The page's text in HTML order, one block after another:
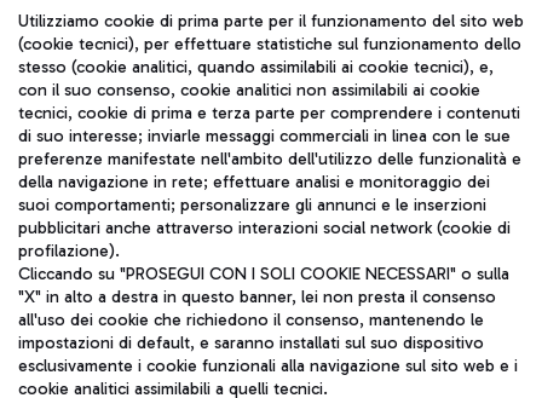
Seguici sui social
TRAVEL JOURNAL
ITA
Aeroporti di Roma S.p.A. - Società soggetta a direzione e
Utilizziamo cookie di prima parte per il funzionamento del sito web
(cookie tecnici), per effettuare statistiche sul funzionamento dello
stesso (cookie analitici, quando assimilabili ai cookie tecnici), e,
con il suo consenso, cookie analitici non assimilabili ai cookie
tecnici, cookie di prima e terza parte per comprendere i contenuti
di suo interesse; inviarle messaggi commerciali in linea con le sue
preferenze manifestate nell'ambito dell'utilizzo delle funzionalità e
della navigazione in rete; effettuare analisi e monitoraggio dei
suoi comportamenti; personalizzare gli annunci e le inserzioni
pubblicitari anche attraverso interazioni social network (cookie di
profilazione).
Cliccando su "PROSEGUI CON I SOLI COOKIE NECESSARI" o sulla
"X" in alto a destra in questo banner, lei non presta il consenso
all'uso dei cookie che richiedono il consenso, mantenendo le
impostazioni di default, e saranno installati sul suo dispositivo
esclusivamente i cookie funzionali alla navigazione sul sito web e i
cookie analitici assimilabili a quelli tecnici.